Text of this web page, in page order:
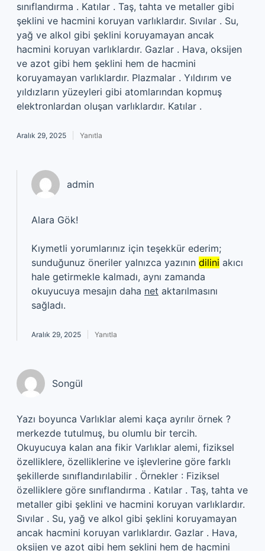
sınıflandırma . Katılar . Taş, tahta ve metaller gibi
şeklini ve hacmini koruyan varlıklardır. Sıvılar . Su,
yağ ve alkol gibi şeklini koruyamayan ancak
hacmini koruyan varlıklardır. Gazlar . Hava, oksijen
ve azot gibi hem şeklini hem de hacmini
koruyamayan varlıklardır. Plazmalar . Yıldırım ve
yıldızların yüzeyleri gibi atomlarından kopmuş
elektronlardan oluşan varlıklardır. Katılar .
Aralık 29, 2025 Yanıtla
admin
Alara Gök!
Kıymetli yorumlarınız için teşekkür ederim;
sunduğunuz öneriler yalnızca yazının dilini akıcı
hale getirmekle kalmadı, aynı zamanda
okuyucuya mesajın daha net aktarılmasını
sağladı.
Aralık 29, 2025 Yanıtla
Songül
Yazı boyunca Varlıklar alemi kaça ayrılır örnek ?
merkezde tutulmuş, bu olumlu bir tercih.
Okuyucuya kalan ana fikir Varlıklar alemi, fiziksel
özelliklere, özelliklerine ve işlevlerine göre farklı
şekillerde sınıflandırılabilir . Örnekler : Fiziksel
özelliklere göre sınıflandırma . Katılar . Taş, tahta ve
metaller gibi şeklini ve hacmini koruyan varlıklardır.
Sıvılar . Su, yağ ve alkol gibi şeklini koruyamayan
ancak hacmini koruyan varlıklardır. Gazlar . Hava,
oksijen ve azot gibi hem şeklini hem de hacmini